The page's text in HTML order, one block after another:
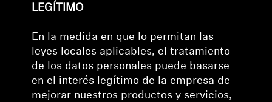
LEGÍTIMO
En la medida en que lo permitan las
leyes locales aplicables, el tratamiento
de los datos personales puede basarse
en el interés legítimo de la empresa de
mejorar nuestros productos y servicios,